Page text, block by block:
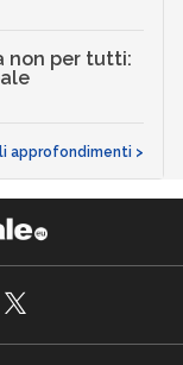
non per tutti:
approfondimenti >